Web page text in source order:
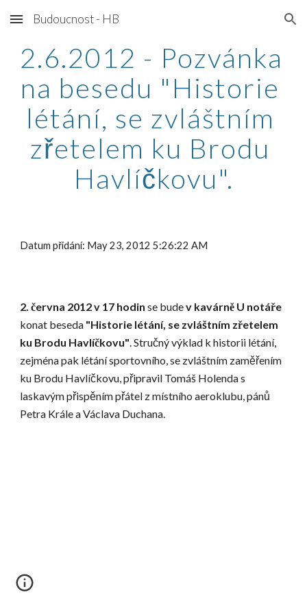
Skip to main content Skip to navigation
Budoucnost - HB
2.6.2012 - Pozvánka
na besedu "Historie
létání, se zvláštním
zřetelem ku Brodu
Havlíčkovu".
Datum přidání: May 23, 2012 5:26:22 AM
2. června 2012 v 17 hodin se bude v kavárně U notáře
konat beseda "Historie létání, se zvláštním zřetelem
ku Brodu Havlíčkovu". Stručný výklad k historii létání,
zejména pak létání sportovního, se zvláštním zaměřením
ku Brodu Havlíčkovu, připravil Tomáš Holenda s
laskavým přispěním přátel z místního aeroklubu, pánů
Petra Krále a Václava Duchana.